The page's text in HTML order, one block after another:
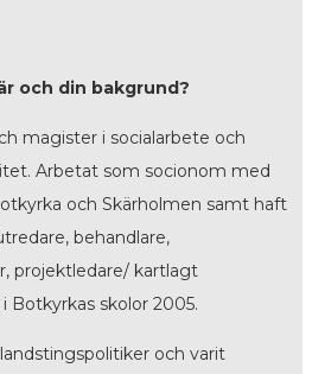
och din bakgrund?
magister i socialarbete och
Arbetat som socionom med
och Skärholmen samt haft
behandlare,
projektledare/ kartlagt
skolor 2005.
och varit